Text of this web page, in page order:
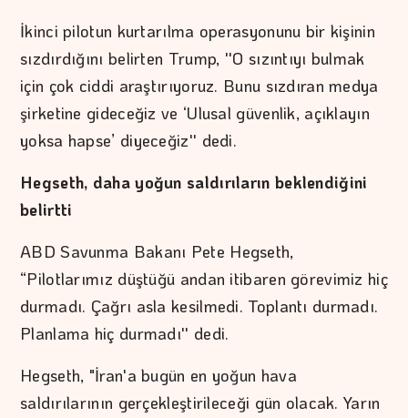
İkinci pilotun kurtarılma operasyonunu bir kişinin
sızdırdığını belirten Trump, ''O sızıntıyı bulmak
için çok ciddi araştırıyoruz. Bunu sızdıran medya
şirketine gideceğiz ve ‘Ulusal güvenlik, açıklayın
yoksa hapse’ diyeceğiz'' dedi.
Hegseth, daha yoğun saldırıların beklendiğini
belirtti
ABD Savunma Bakanı Pete Hegseth,
“Pilotlarımız düştüğü andan itibaren görevimiz hiç
durmadı. Çağrı asla kesilmedi. Toplantı durmadı.
Planlama hiç durmadı'' dedi.
Hegseth, "İran'a bugün en yoğun hava
saldırılarının gerçekleştirileceği gün olacak. Yarın